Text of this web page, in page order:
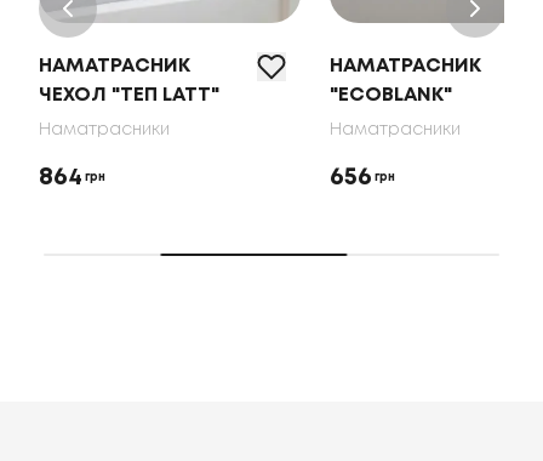
НАМАТРАСНИК
ЧЕХОЛ "ТЕП LATT"
Наматрасники
864 грн
НАМАТРАСНИК
"ECOBLANK"
Наматрасники
656 грн